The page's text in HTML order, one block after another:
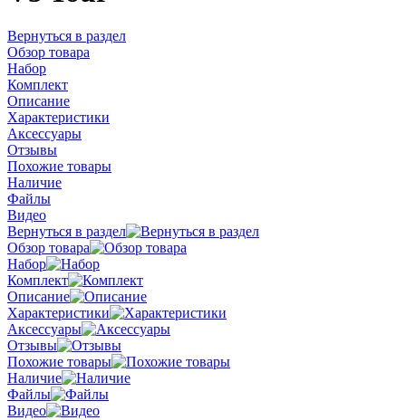
Вернуться в раздел
Обзор товара
Набор
Комплект
Описание
Характеристики
Аксессуары
Отзывы
Похожие товары
Наличие
Файлы
Видео
Вернуться в раздел
Обзор товара
Набор
Комплект
Описание
Характеристики
Аксессуары
Отзывы
Похожие товары
Наличие
Файлы
Видео